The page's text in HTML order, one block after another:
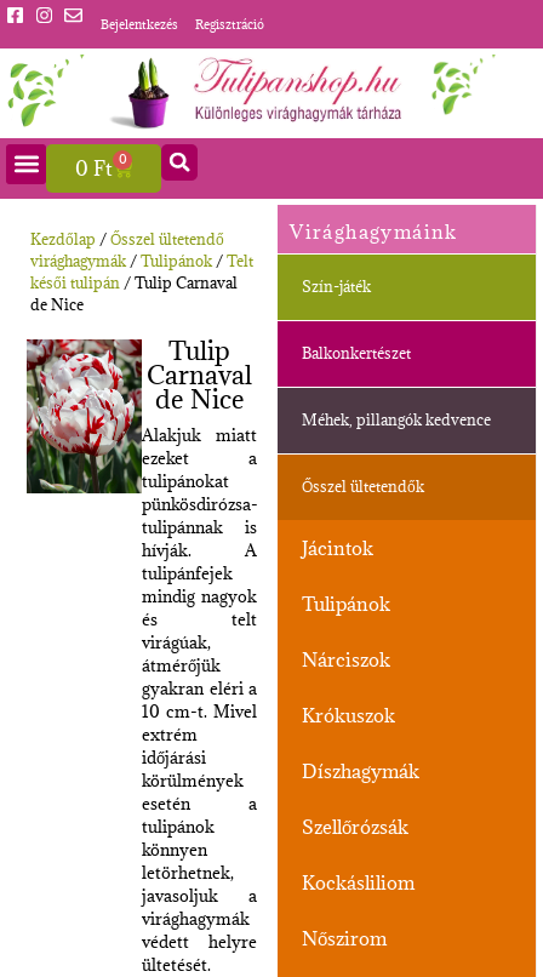
Bejelentkezés Regisztráció
0 Ft 0
Virághagymáink
Szín-játék
Balkonkertészet
Méhek, pillangók kedvence
Ősszel ültetendők
Jácintok
Tulipánok
Nárciszok
Krókuszok
Díszhagymák
Szellőrózsák
Kockásliliom
Nőszirom
Kezdőlap /Ősszel ültetendő
virághagymák/Tulipánok/Telt
késői tulipán / Tulip Carnaval
de Nice
Tulip
Carnaval
de Nice
Alakjuk miatt
ezeket a
tulipánokat
pünkösdirózsa-
tulipánnak is
hívják. A
tulipánfejek
mindig nagyok
és telt
virágúak,
átmérőjük
gyakran eléri a
10 cm-t. Mivel
extrém
időjárási
körülmények
esetén a
tulipánok
könnyen
letörhetnek,
javasoljuk a
virághagymák
védett helyre
ültetését.